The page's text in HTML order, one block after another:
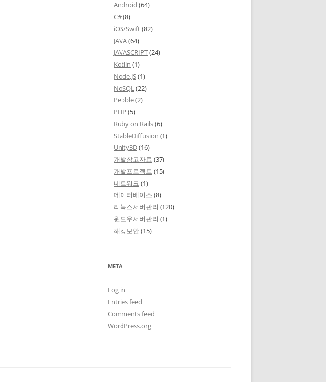
Android (64)
C#(8)
iOS/Swift(82)
JAVA(64)
JAVASCRIPT(24)
Kotlin (1)
Node.JS(1)
NoSQL(22)
Pebble(2)
PHP (5)
Ruby on Rails(6)
StableDiffusion (1)
Unity3D(16)
개발참고자료 (37)
개발프로젝트 (15)
네트워크 (1)
데이터베이스 (8)
리눅스서버관리 (120)
윈도우서버관리 (1)
해킹보안(15)
META
Log in
Entries feed
Comments feed
WordPress.org